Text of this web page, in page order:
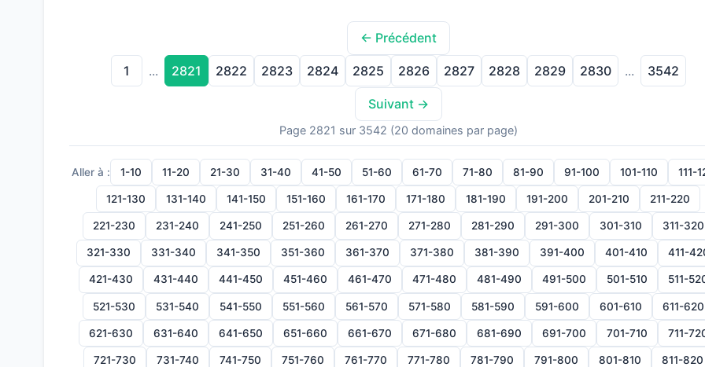
← Précédent
1 ... 2821 2822 2823 2824 2825 2826 2827 2828 2829 2830 ... 3542
Suivant →
Page 2821 sur 3542 (20 domaines par page)
Aller à : 1-10 11-20 21-30 31-40 41-50 51-60 61-70 71-80 81-90 91-100 101-110 111-
121-130 131-140 141-150 151-160 161-170 171-180 181-190 191-200 201-210 211-220
221-230 231-240 241-250 251-260 261-270 271-280 281-290 291-300 301-310 311-320
321-330 331-340 341-350 351-360 361-370 371-380 381-390 391-400 401-410 411-
421-430 431-440 441-450 451-460 461-470 471-480 481-490 491-500 501-510 511-
521-530 531-540 541-550 551-560 561-570 571-580 581-590 591-600 601-610 611-620
621-630 631-640 641-650 651-660 661-670 671-680 681-690 691-700 701-710 711-
721-730 731-740 741-750 751-760 761-770 771-780 781-790 791-800 801-810 811-820